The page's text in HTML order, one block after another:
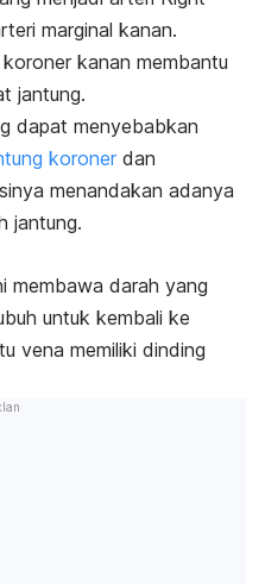
marginal kanan.
kanan membantu
jantung.
dapat menyebabkan
koroner dan
menandakan adanya
jantung.
membawa darah yang
untuk kembali ke
vena memiliki dinding